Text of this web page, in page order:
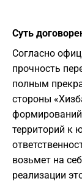
Суть
​Согласно
прочность
полным
стороны
территорий к
возьмет на
реализации